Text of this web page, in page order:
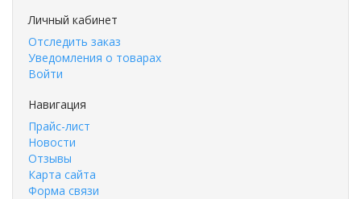
Личный кабинет
Отследить заказ
Уведомления о товарах
Войти
Навигация
Прайс-лист
Новости
Отзывы
Карта сайта
Форма связи